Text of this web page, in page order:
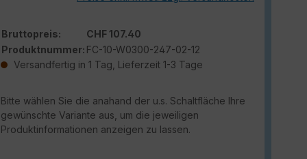
Bruttopreis:
CHF 107.40
Produktnummer: FC-10-W0300-247-02-12
Versandfertig in 1 Tag, Lieferzeit 1-3 Tage
Bitte wählen Sie die anahand der u.s. Schaltfläche Ihre
gewünschte Variante aus, um die jeweiligen
Produktinformationen anzeigen zu lassen.